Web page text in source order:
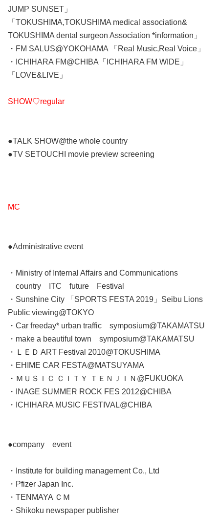
JUMP SUNSET」
「TOKUSHIMA,TOKUSHIMA medical association&
TOKUSHIMA dental surgeon Association *information」
・FM SALUS@YOKOHAMA 「Real Music,Real Voice」
・ICHIHARA FM@CHIBA「ICHIHARA FM WIDE」
「LOVE&LIVE」
SHOW♡regular
●TALK SHOW@the whole country
●TV SETOUCHI movie preview screening
MC
●Administrative event
・Ministry of Internal Affairs and Communications
country ITC future Festival
・Sunshine City 「SPORTS FESTA 2019」Seibu Lions
Public viewing@TOKYO
・Car freeday* urban traffic symposium@TAKAMATSU
・make a beautiful town symposium@TAKAMATSU
・ＬＥＤ ART Festival 2010@TOKUSHIMA
・EHIME CAR FESTA@MATSUYAMA
・ＭＵＳＩＣ ＣＩＴＹ ＴＥＮＪＩＮ@FUKUOKA
・INAGE SUMMER ROCK FES 2012@CHIBA
・ICHIHARA MUSIC FESTIVAL@CHIBA
●company event
・Institute for building management Co., Ltd
・Pfizer Japan Inc.
・TENMAYA ＣＭ
・Shikoku newspaper publisher